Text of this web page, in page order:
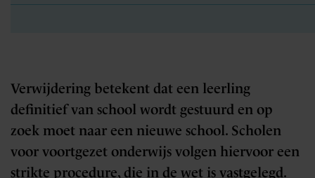
Verwijdering betekent dat een leerling
definitief van school wordt gestuurd en op
zoek moet naar een nieuwe school. Scholen
voor voortgezet onderwijs volgen hiervoor een
strikte procedure, die in de wet is vastgelegd.